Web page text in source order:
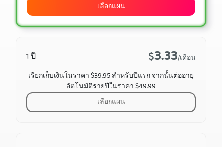
เลือกแผน
1 ปี $3.33/เดือน
เรียกเก็บเงินในราคา $39.95 สำหรับปีแรก จากนั้นต่ออายุ
อัตโนมัติรายปีในราคา $49.99
เลือกแผน